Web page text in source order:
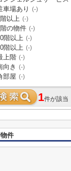
車場あり (-)
以上 (-)
の物件 (-)
階以上 (-)
階以上 (-)
上階 (-)
向き (-)
部屋 (-)
1件が該当
件